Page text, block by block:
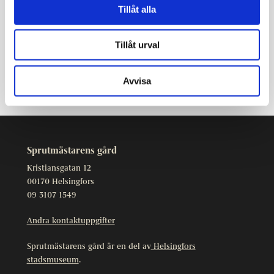
Tillåt alla
Tillåt urval
Avvisa
Sprutmästarens gård
Kristiansgatan 12
00170 Helsingfors
09 3107 1549
Andra kontaktuppgifter
Sprutmästarens gård är en del avHelsingfors
stadsmuseum.